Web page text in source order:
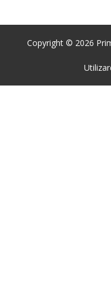
Copyright © 2026